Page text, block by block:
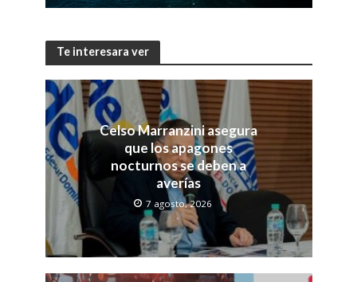
Te interesara ver
Celso Marranzini asegura
que los apagones
nocturnos se deben a
averías
7 agosto, 2026